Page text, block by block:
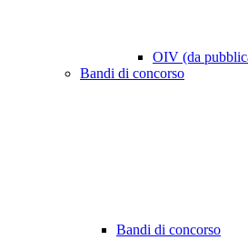
OIV (da
Bandi di concorso
Bandi di concorso